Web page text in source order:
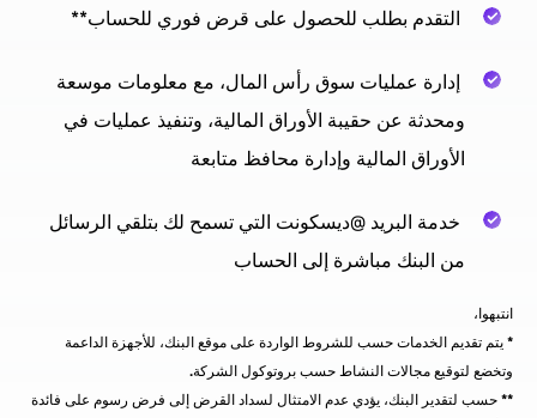
التقدم بطلب للحصول على قرض فوري للحساب**
إدارة عمليات سوق رأس المال، مع معلومات موسعة
ومحدثة عن حقيبة الأوراق المالية، وتنفيذ عمليات في
الأوراق المالية وإدارة محافظ متابعة
خدمة البريد @ديسكونت التي تسمح لك بتلقي الرسائل
من البنك مباشرة إلى الحساب
انتبهوا،
* يتم تقديم الخدمات حسب للشروط الواردة على موقع البنك، للأجهزة الداعمة
وتخضع لتوقيع مجالات النشاط حسب بروتوكول الشركة.
** حسب لتقدير البنك، يؤدي عدم الامتثال لسداد القرض إلى فرض رسوم على فائدة